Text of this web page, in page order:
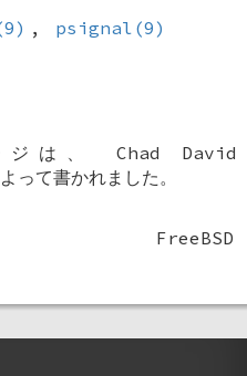
, psignal(9)
ジは、 Chad David
て書かれました。
FreeBSD